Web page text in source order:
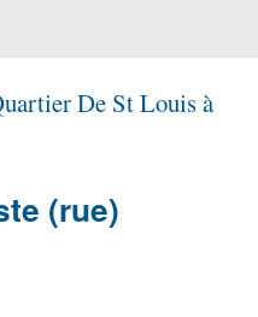
De St Louis à
(rue)